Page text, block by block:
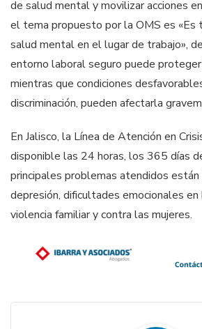
de salud mental y movilizar acciones
el tema propuesto por la OMS es «Es
salud mental en el lugar de trabajo»,
entorno laboral seguro puede
mientras que condiciones
discriminación, pueden afectarla
En Jalisco, la Línea de Atención en
disponible las 24 horas, los 365 días
principales problemas atendidos están
depresión, dificultades emocionales en
violencia familiar y contra las mujeres.